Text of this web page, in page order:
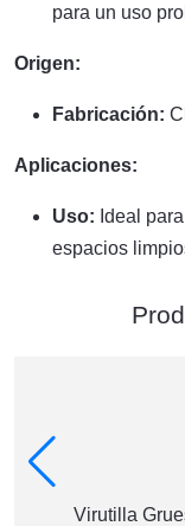
para un uso
Origen:
Fabricación:
Aplicaciones:
Uso: Ideal
espacios
Virutilla